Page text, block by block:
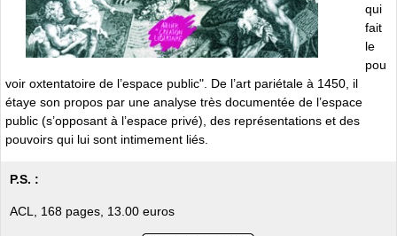
qui
fait
le
pou
voir oxtentatoire de l’espace public". De l’art pariétale à 1450, il
étaye son propos par une analyse très documentée de l’espace
public (s’opposant à l’espace privé), des représentations et des
pouvoirs qui lui sont intimement liés.
P.S. :
ACL, 168 pages, 13.00 euros